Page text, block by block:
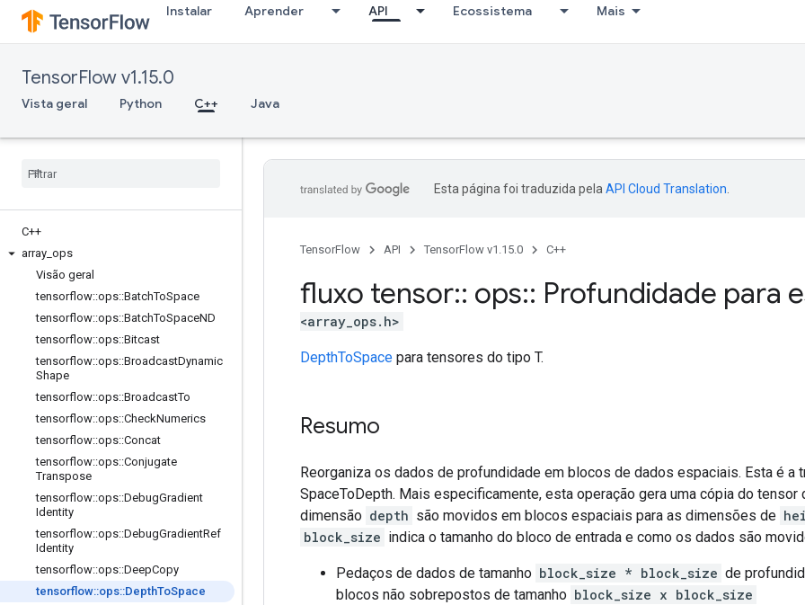
Instalar Aprender API Ecossistema Mais
TensorFlow v1.15.0
Vista geral Python C++ Java
C++
array ops
Visão geral
tensorflow::ops::BatchToSpace
tensorflow::ops::BatchToSpaceND
tensorflow::ops::Bitcast
tensorflow::ops::BroadcastDynamic
Shape
tensorflow::ops::BroadcastTo
tensorflow::ops::CheckNumerics
tensorflow::ops::Concat
tensorflow::ops::Conjugate
Transpose
tensorflow::ops::DebugGradient
Identity
tensorflow::ops::DebugGradientRef
Identity
tensorflow::ops::DeepCopy
tensorflow::ops::DepthToSpace
Esta página foi traduzida pela API Cloud Translation
TensorFlow API TensorFlow v1.15.0 C++
fluxo tensor:: ops:: Profundidade para
<array_ops.h>
DepthToSpace para tensores do tipo T.
Resumo
Reorganiza os dados de profundidade em blocos de dados espaciais. Esta é a
SpaceToDepth. Mais especificamente, esta operação gera uma cópia do
dimensão depth são movidos em blocos espaciais para as dimensões de
block_size indica o tamanho do bloco de entrada e como os dados são
Pedaços de dados de tamanho block_size * block_size de
blocos não sobrepostos de tamanho block_size x block_size